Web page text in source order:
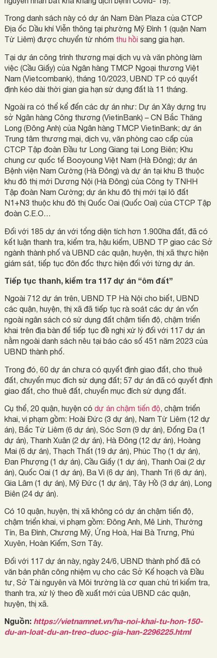
Trong danh sách này có dự án Nam Đàn Plaza của CTCP
Địa ốc Dầu khí Viễn thông tại phường Mỹ Đình 1 (quận Nam
Từ Liêm) được chuyển từ nhóm thu hồi sang gia hạn.
Tại dự án công trình thương mại dịch vụ và văn phòng làm
việc (Cầu Giấy) của Ngân hàng TMCP Ngoại thương Việt
Nam (Vietcombank), tháng 10/2023, UBND TP có quyết
định kéo dài thời gian gia hạn sử dụng đất là 11 tháng.
Ngoài ra có thể kể đến các dự án như: Dự án Xây dựng trụ
sở Ngân hàng Công thương (VietinBank) – CN Bắc Thăng
Long (Đông Anh) của Ngân hàng TMCP VietinBank; dự án
Trung tâm thương mại, dịch vụ, văn phòng cao cấp của
CTCP Tập đoàn Đầu tư Long Giang tại Long Biên; Khu
chung cư quốc tế Booyoung Việt Nam (Hà Đông); dự án
Bệnh viện Nam Cường (Hà Đông) và dự án tại khu B thuộc
khu đô thị mới Dương Nội (Hà Đông) của Công ty TNHH
Tập đoàn Nam Cường; dự án khu đô thị mới tại lô đất
N1+N3 thuộc khu đô thị Quốc Oai (Quốc Oai) của CTCP Tập
đoàn C.E.O…
Đối với 185 dự án với tổng diện tích hơn 1.900ha đất, đã có
kết luận thanh tra, kiểm tra, hậu kiểm, UBND TP giao các Sở
ngành thành phố và UBND các quận, huyện, thị xã thực hiện
giám sát, tiếp tục đôn đốc thực hiện đối với từng dự án.
Tiếp tục thanh, kiểm tra 117 dự án “ôm đất”
Ngoài 712 dự án trên, UBND TP Hà Nội cho biết, UBND
các quận, huyện, thị xã đã tiếp tục rà soát các dự án vốn
ngoài ngân sách có sử dụng đất chậm tiến độ, chậm triển
khai trên địa bàn để tiếp tục đề nghị xử lý đối với 117 dự án
nằm ngoài danh sách nêu tại báo cáo số 451 năm 2023 của
UBND thành phố.
Trong đó, 60 dự án chưa có quyết định giao đất, cho thuê
đất, chuyển mục đích sử dụng đất; 57 dự án đã có quyết định
giao đất, cho thuê đất, chuyển mục đích sử dụng đất.
Cụ thể, 20 quận, huyện có dự án chậm tiến độ, chậm triển
khai, vi phạm gồm: Hoài Đức (3 dự án), Nam Từ Liêm (12 dự
án), Bắc Từ Liêm (6 dự án), Sóc Sơn (9 dự án), Đống Đa (1
dự án), Thanh Xuân (2 dự án), Hà Đông (12 dự án), Hoàng
Mai (6 dự án), Thạch Thất (19 dự án), Phúc Thọ (1 dự án),
Đan Phượng (1 dự án), Cầu Giấy (1 dự án), Thanh Oai (2 dự
án), Quốc Oai (1 dự án), Ba Vì (6 dự án), Thanh Trì (6 dự án),
Gia Lâm (1 dự án), Mỹ Đức (1 dự án), Tây Hồ (3 dự án), Long
Biên (24 dự án).
Có 10 quận, huyện, thị xã không có dự án chậm tiến độ,
chậm triển khai, vi phạm gồm: Đông Anh, Mê Linh, Thường
Tín, Ba Đình, Chương Mỹ, Ứng Hoà, Hai Bà Trưng, Phú
Xuyên, Hoàn Kiếm, Sơn Tây.
Đối với 117 dự án này, ngày 24/6, UBND thành phố đã có
văn bản phân công nhiệm vụ cho các Sở Kế hoạch và Đầu
tư, Sở Tài nguyên và Môi trường là cơ quan chủ trì kiểm tra,
thanh tra, xử lý theo đề xuất mới của UBND các quận,
huyện, thị xã.
Nguồn: https://vietnamnet.vn/ha-noi-khai-tu-hon-150-
du-an-loat-du-an-treo-duoc-gia-han-2296225.html